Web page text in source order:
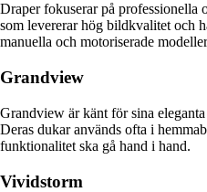
Draper fokuserar på professionella
som levererar hög bildkvalitet och
manuella och motoriserade
Grandview
Grandview är känt för sina
Deras dukar används ofta i
funktionalitet ska gå hand i hand.
Vividstorm